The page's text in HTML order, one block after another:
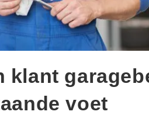
klant
voet